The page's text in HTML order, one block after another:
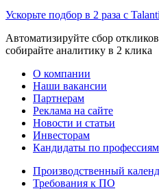
Ускорьте подбор в 2 раза с
Автоматизируйте сбор
собирайте аналитику в 2 клика
О компании
Наши вакансии
Партнерам
Реклама на сайте
Новости и статьи
Инвесторам
Кандидаты по профессиям
Производственный
Требования к ПО